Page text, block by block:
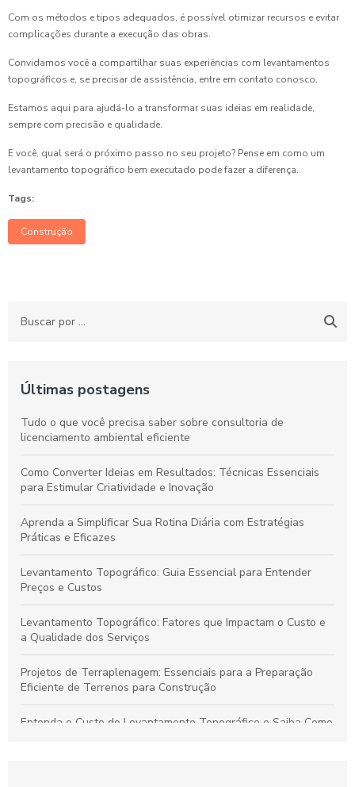
Com os métodos e tipos adequados, é possível otimizar recursos e evitar
complicações durante a execução das obras.
Convidamos você a compartilhar suas experiências com levantamentos
topográficos e, se precisar de assistência, entre em contato conosco.
Estamos aqui para ajudá-lo a transformar suas ideias em realidade,
sempre com precisão e qualidade.
E você, qual será o próximo passo no seu projeto? Pense em como um
levantamento topográfico bem executado pode fazer a diferença.
Tags:
Construção
Últimas postagens
Tudo o que você precisa saber sobre consultoria de
licenciamento ambiental eficiente
Como Converter Ideias em Resultados: Técnicas Essenciais
para Estimular Criatividade e Inovação
Aprenda a Simplificar Sua Rotina Diária com Estratégias
Práticas e Eficazes
Levantamento Topográfico: Guia Essencial para Entender
Preços e Custos
Levantamento Topográfico: Fatores que Impactam o Custo e
a Qualidade dos Serviços
Projetos de Terraplenagem: Essenciais para a Preparação
Eficiente de Terrenos para Construção
Entenda o Custo do Levantamento Topográfico e Saiba Como